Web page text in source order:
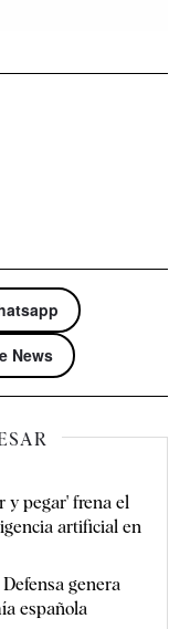
News
y pegar' frena el
artificial en
genera
española